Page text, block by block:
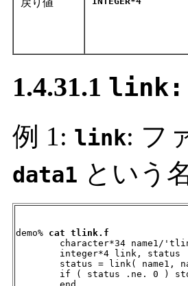
1.4.31.1 link:
例 1: link: フ
data1 という
demo% cat tlink.f
character*34 name1/
        integer*4 link, status
status = link( name1,
if ( status .ne. 0 )